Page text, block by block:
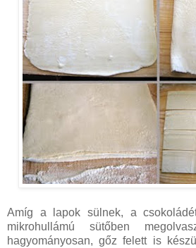
Amíg a lapok sülnek, a
mikrohullámú sütőben
hagyományosan, gőz felett is